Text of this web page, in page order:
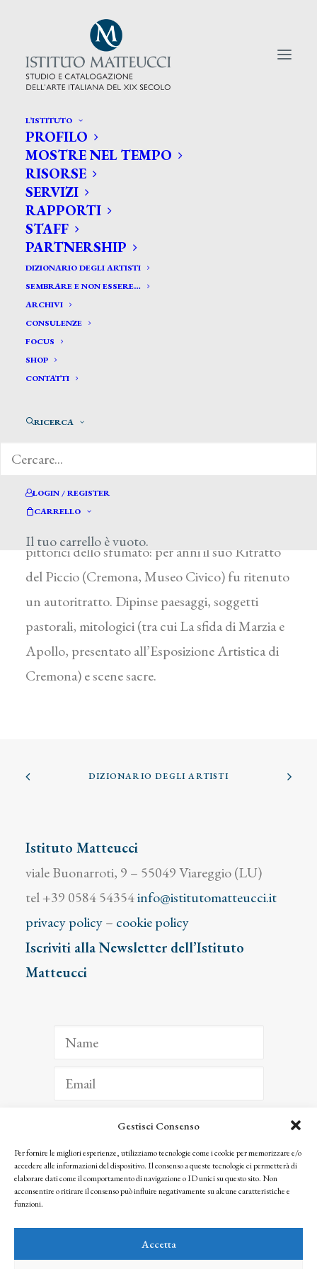
Gestisci Consenso
Per fornire le migliori esperienze, utilizziamo tecnologie come i cookie per memorizzare e/o
accedere alle informazioni del dispositivo. Il consenso a queste tecnologie ci permetterà di
elaborare dati come il comportamento di navigazione o ID unici su questo sito. Non
acconsentire o ritirare il consenso può influire negativamente su alcune caratteristiche e
funzioni.
Accetta
L’ISTITUTO
PROFILO
MOSTRE NEL TEMPO
RISORSE
SERVIZI
RAPPORTI
STAFF
PARTNERSHIP
DIZIONARIO DEGLI ARTISTI
SEMBRARE E NON ESSERE…
ARCHIVI
CONSULENZE
FOCUS
SHOP
CONTATTI
RICERCA
LOGIN / REGISTER
CARRELLO
Il tuo carrello è vuoto.
CERCA TRA GLI ARTISTI:
Search
for:
Corbari Francesco *
CORBARI FRANCESCO
Studiò con E. Scuri presso l’Accademia Carrara a
conoscere come ritrattista. Vicino al Piccio nello
pittorici dello sfumato: per anni il suo Ritratto
del Piccio (Cremona, Museo Civico) fu ritenuto
un autoritratto. Dipinse paesaggi, soggetti
pastorali, mitologici (tra cui La sfida di Marzia e
Apollo, presentato all’Esposizione Artistica di
Cremona) e scene sacre.
DIZIONARIO DEGLI ARTISTI
Istituto Matteucci
viale Buonarroti, 9 – 55049 Viareggio (LU)
tel +39 0584 54354info@istitutomatteucci.it
privacy policy– cookie policy
Iscriviti alla Newsletter dell’Istituto
Matteucci
ISCRIVITI
Facendo clic per iscriverti, riconosci che le tue informazioni saranno trattate
seguendo la nostra Privacy Policy
© 2025 Istituto Matteucci. All right reserved
l’autorizzazione scritta dei proprietari dei diritti e dell’Istituto Matteucci